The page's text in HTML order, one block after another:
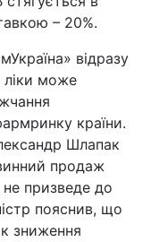
– 20%.
відразу
може
країни.
Шлапак
продаж
не призведе до
пояснив, що
зниження